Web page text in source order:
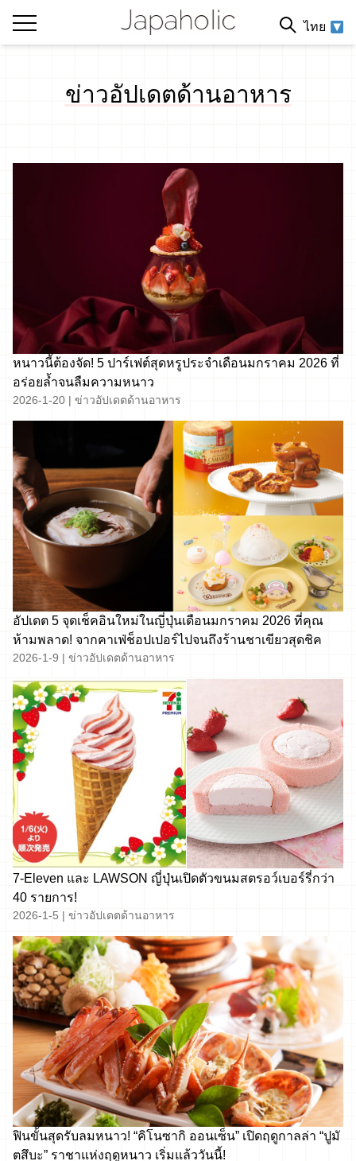
ไทย
ข่าวอัปเดตด้านอาหาร
หนาวนี้ต้องจัด! 5 ปาร์เฟต์สุดหรูประจำเดือนมกราคม 2026 ที่
อร่อยล้ำจนลืมความหนาว
2026-1-20 | ข่าวอัปเดตด้านอาหาร
อัปเดต 5 จุดเช็คอินใหม่ในญี่ปุ่นเดือนมกราคม 2026 ที่คุณ
ห้ามพลาด! จากคาเฟ่ช็อปเปอร์ไปจนถึงร้านชาเขียวสุดชิค
2026-1-9 | ข่าวอัปเดตด้านอาหาร
7-Eleven และ LAWSON ญี่ปุ่นเปิดตัวขนมสตรอว์เบอร์รี่กว่า
40 รายการ!
2026-1-5 | ข่าวอัปเดตด้านอาหาร
ฟินขั้นสุดรับลมหนาว! “คิโนซากิ ออนเซ็น” เปิดฤดูกาลล่า “ปูมั
ตสึบะ” ราชาแห่งฤดูหนาว เริ่มแล้ววันนี้!